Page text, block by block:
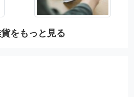
をもっと見る